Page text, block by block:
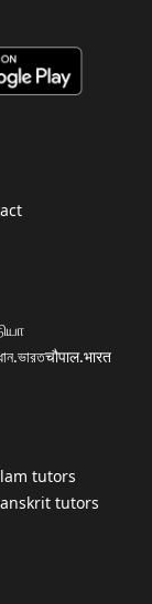
चौपाल.भारत
tutors
tutors